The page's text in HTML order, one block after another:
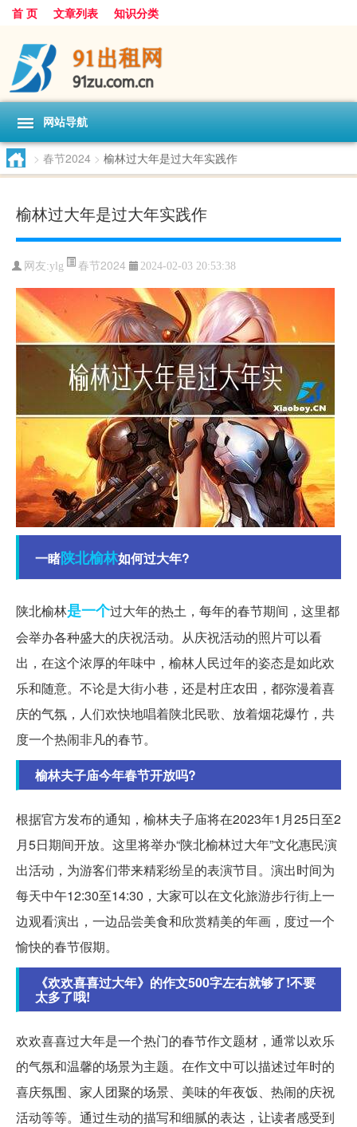
首 页 文章列表 知识分类
网站导航
> 春节2024 > 榆林过大年是过大年实践作
榆林过大年是过大年实践作
网友:ylg 春节2024 2024-02-03 20:53:38
一睹陕北榆林如何过大年?
陕北榆林是一个过大年的热土，每年的春节期间，这里都
会举办各种盛大的庆祝活动。从庆祝活动的照片可以看
出，在这个浓厚的年味中，榆林人民过年的姿态是如此欢
乐和随意。不论是大街小巷，还是村庄农田，都弥漫着喜
庆的气氛，人们欢快地唱着陕北民歌、放着烟花爆竹，共
度一个热闹非凡的春节。
榆林夫子庙今年春节开放吗?
根据官方发布的通知，榆林夫子庙将在2023年1月25日至2
月5日期间开放。这里将举办“陕北榆林过大年”文化惠民演
出活动，为游客们带来精彩纷呈的表演节目。演出时间为
每天中午12:30至14:30，大家可以在文化旅游步行街上一
边观看演出，一边品尝美食和欣赏精美的年画，度过一个
愉快的春节假期。
《欢欢喜喜过大年》的作文500字左右就够了!不要
太多了哦!
欢欢喜喜过大年是一个热门的春节作文题材，通常以欢乐
的气氛和温馨的场景为主题。在作文中可以描述过年时的
喜庆氛围、家人团聚的场景、美味的年夜饭、热闹的庆祝
活动等等。通过生动的描写和细腻的表达，让读者感受到